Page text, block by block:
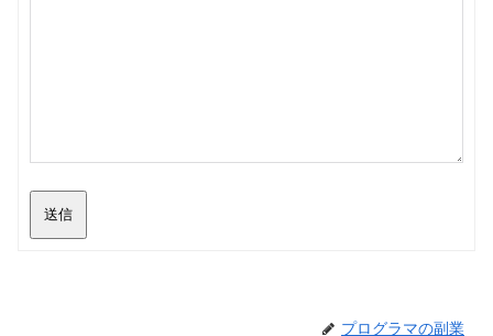
送信
プログラマの副業